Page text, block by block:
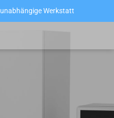
Werkstatt